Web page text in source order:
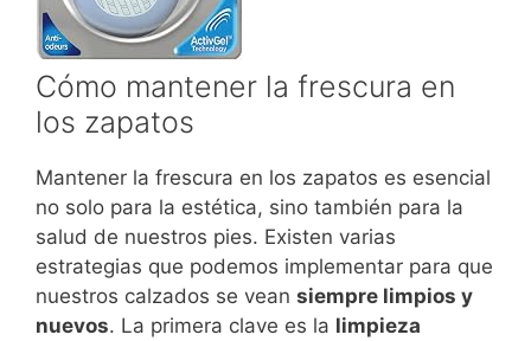
Cómo mantener la frescura en
los zapatos
Mantener la frescura en los zapatos es esencial
no solo para la estética, sino también para la
salud de nuestros pies. Existen varias
estrategias que podemos implementar para que
nuestros calzados se vean siempre limpios y
nuevos. La primera clave es la limpieza